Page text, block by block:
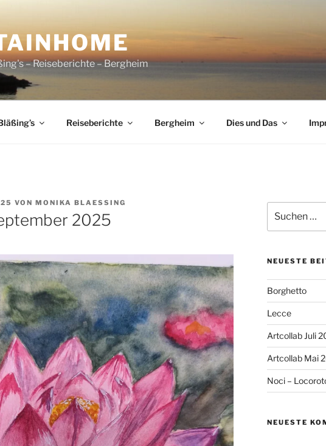
– Reiseberichte – Bergheim
Reiseberichte Bergheim Dies und Das
VON MONIKA BLAESSING
2025
nach:
NEUESTE
Borghetto
Lecce
Artcollab Juli
Artcollab Mai
Noci –
NEUESTE